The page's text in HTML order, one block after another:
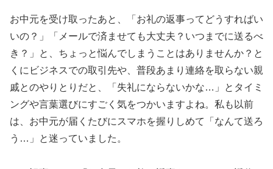
お中元を受け取ったあと、「お礼の返事ってどうすればい
いの？」「メールで済ませても大丈夫？いつまでに送るべ
き？」と、ちょっと悩んでしまうことはありませんか？と
くにビジネスでの取引先や、普段あまり連絡を取らない親
戚とのやりとりだと、「失礼にならないかな…」とタイミ
ングや言葉選びにすごく気をつかいますよね。私も以前
は、お中元が届くたびにスマホを握りしめて「なんて送ろ
う…」と迷っていました。